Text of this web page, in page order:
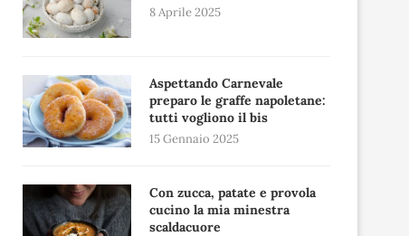
8 Aprile 2025
Aspettando Carnevale
preparo le graffe napoletane:
tutti vogliono il bis
15 Gennaio 2025
Con zucca, patate e provola
cucino la mia minestra
scaldacuore